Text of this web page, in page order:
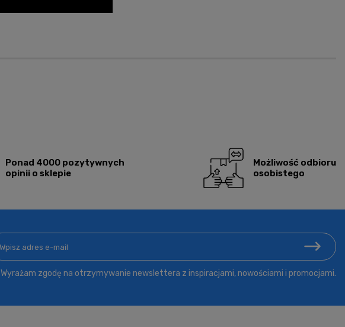
Ponad 4000 pozytywnych
opinii o sklepie
Możliwość odbioru
osobistego
Wyrażam zgodę na otrzymywanie newslettera z inspiracjami, nowościami i promocjami.